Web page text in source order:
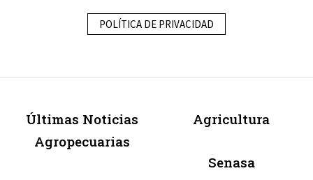
POLÍTICA DE PRIVACIDAD
Últimas Noticias
Agropecuarias
Agricultura
Senasa